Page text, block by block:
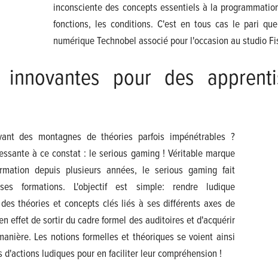
inconsciente des concepts essentiels à la
fonctions, les conditions. C'est en tous cas le pari
numérique Technobel associé pour l'occasion au studio
innovantes pour des
des montagnes de théories parfois impénétrables ?
à ce constat : le serious gaming ! Véritable marque
depuis plusieurs années, le serious gaming fait
formations. L'objectif est simple: rendre ludique
théories et concepts clés liés à ses différents axes de
effet de sortir du cadre formel des auditoires et d'acquérir
Les notions formelles et théoriques se voient ainsi
ludiques pour en faciliter leur compréhension !